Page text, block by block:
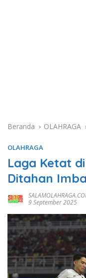
Beranda OLAHRAGA
OLAHRAGA
Laga Ketat
Ditahan
9 September 2025